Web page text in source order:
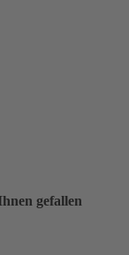
gefallen